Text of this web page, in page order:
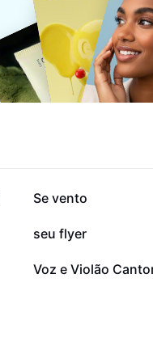
7,2 mil
Se vento
1 mil
seu flyer
443
Voz e Violão